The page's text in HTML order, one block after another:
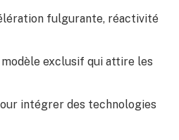
fulgurante, réactivité
modèle exclusif qui attire les
intégrer des technologies